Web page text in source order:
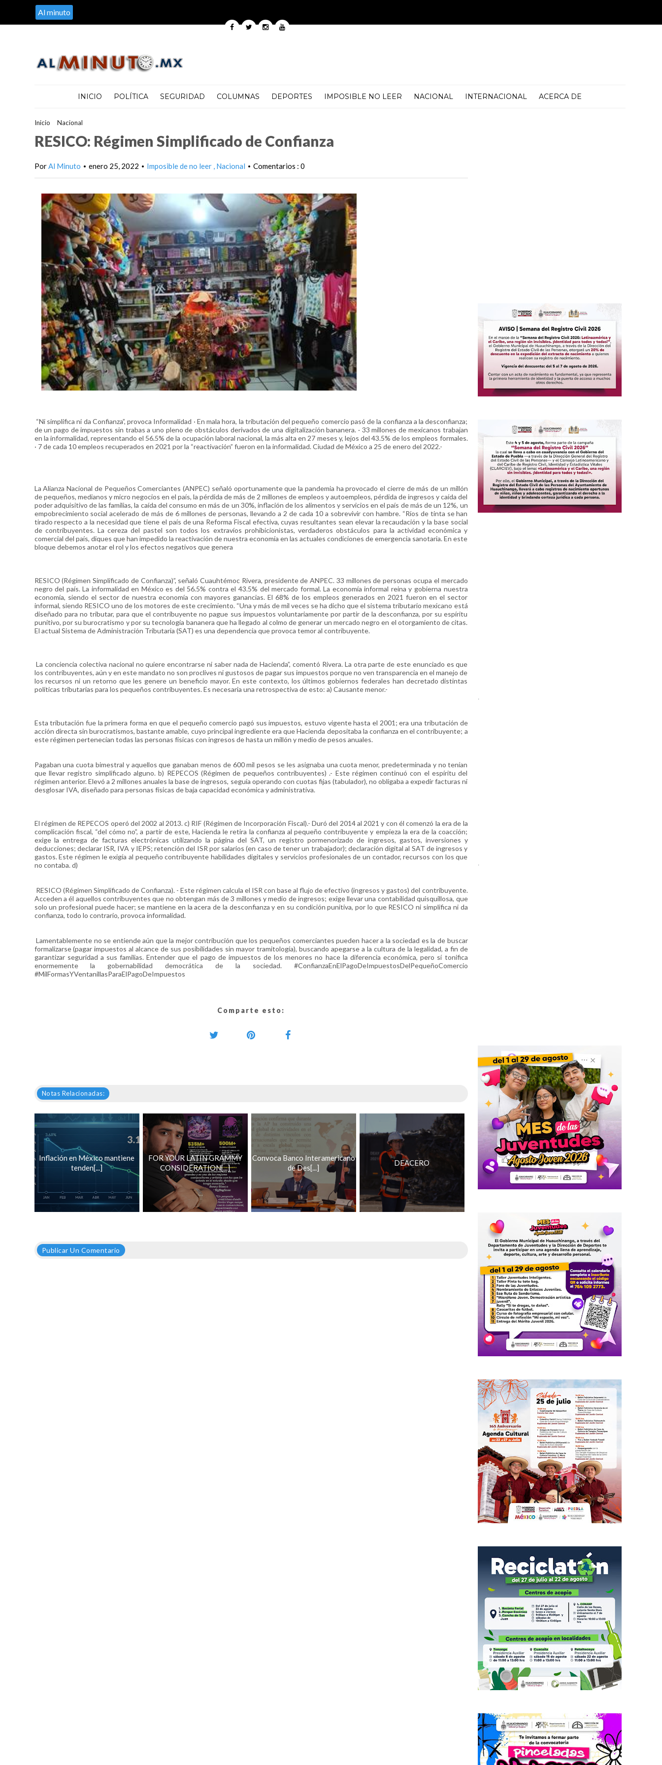
Al minuto
INICIO POLÍTICA SEGURIDAD COLUMNAS DEPORTES IMPOSIBLE NO LEER NACIONAL INTERNACIONAL ACERCA DE
Inicio Nacional
RESICO: Régimen Simplificado de Confianza
PorAl Minuto • enero 25, 2022 • Imposible de no leer Nacional • Comentarios : 0
“Ni simplifica ni da Confianza”, provoca Informalidad · En mala hora, la tributación del pequeño comercio pasó de la confianza a la desconfianza;
de un pago de impuestos sin trabas a uno pleno de obstáculos derivados de una digitalización bananera. · 33 millones de mexicanos trabajan
en la informalidad, representando el 56.5% de la ocupación laboral nacional, la más alta en 27 meses y, lejos del 43.5% de los empleos formales.
· 7 de cada 10 empleos recuperados en 2021 por la “reactivación” fueron en la informalidad. Ciudad de México a 25 de enero del 2022.-
La Alianza Nacional de Pequeños Comerciantes (ANPEC) señaló oportunamente que la pandemia ha provocado el cierre de más de un millón
de pequeños, medianos y micro negocios en el país, la pérdida de más de 2 millones de empleos y autoempleos, pérdida de ingresos y caída del
poder adquisitivo de las familias, la caída del consumo en más de un 30%, inflación de los alimentos y servicios en el país de más de un 12%, un
empobrecimiento social acelerado de más de 6 millones de personas, llevando a 2 de cada 10 a sobrevivir con hambre. “Ríos de tinta se han
tirado respecto a la necesidad que tiene el país de una Reforma Fiscal efectiva, cuyas resultantes sean elevar la recaudación y la base social
de contribuyentes. La cereza del pastel son todos los extravíos prohibicionistas, verdaderos obstáculos para la actividad económica y
comercial del país, diques que han impedido la reactivación de nuestra economía en las actuales condiciones de emergencia sanotaria. En este
bloque debemos anotar el rol y los efectos negativos que genera
RESICO (Régimen Simplificado de Confianza)”, señaló Cuauhtémoc Rivera, presidente de ANPEC. 33 millones de personas ocupa el mercado
negro del país. La informalidad en México es del 56.5% contra el 43.5% del mercado formal. La economía informal reina y gobierna nuestra
economía, siendo el sector de nuestra economía con mayores ganancias. El 68% de los empleos generados en 2021 fueron en el sector
informal, siendo RESICO uno de los motores de este crecimiento. “Una y más de mil veces se ha dicho que el sistema tributario mexicano está
diseñado para no tributar, para que el contribuyente no pague sus impuestos voluntariamente por partir de la desconfianza, por su espíritu
punitivo, por su burocratismo y por su tecnología bananera que ha llegado al colmo de generar un mercado negro en el otorgamiento de citas.
El actual Sistema de Administración Tributaria (SAT) es una dependencia que provoca temor al contribuyente.
La conciencia colectiva nacional no quiere encontrarse ni saber nada de Hacienda”, comentó Rivera. La otra parte de este enunciado es que
los contribuyentes, aún y en este mandato no son proclives ni gustosos de pagar sus impuestos porque no ven transparencia en el manejo de
los recursos ni un retorno que les genere un beneficio mayor. En este contexto, los últimos gobiernos federales han decretado distintas
políticas tributarias para los pequeños contribuyentes. Es necesaria una retrospectiva de esto: a) Causante menor.-
Esta tributación fue la primera forma en que el pequeño comercio pagó sus impuestos, estuvo vigente hasta el 2001; era una tributación de
acción directa sin burocratismos, bastante amable, cuyo principal ingrediente era que Hacienda depositaba la confianza en el contribuyente; a
este régimen pertenecían todas las personas físicas con ingresos de hasta un millón y medio de pesos anuales.
Pagaban una cuota bimestral y aquellos que ganaban menos de 600 mil pesos se les asignaba una cuota menor, predeterminada y no tenían
que llevar registro simplificado alguno. b) REPECOS (Régimen de pequeños contribuyentes) .- Este régimen continuó con el espíritu del
régimen anterior. Elevó a 2 millones anuales la base de ingresos, seguía operando con cuotas fijas (tabulador), no obligaba a expedir facturas ni
desglosar IVA, diseñado para personas físicas de baja capacidad económica y administrativa.
El régimen de REPECOS operó del 2002 al 2013. c) RIF (Régimen de Incorporación Fiscal).- Duró del 2014 al 2021 y con él comenzó la era de la
complicación fiscal, “del cómo no”, a partir de este, Hacienda le retira la confianza al pequeño contribuyente y empieza la era de la coacción;
exige la entrega de facturas electrónicas utilizando la página del SAT, un registro pormenorizado de ingresos, gastos, inversiones y
deducciones; declarar ISR, IVA y IEPS; retención del ISR por salarios (en caso de tener un trabajador); declaración digital al SAT de ingresos y
gastos. Este régimen le exigía al pequeño contribuyente habilidades digitales y servicios profesionales de un contador, recursos con los que
no contaba. d)
RESICO (Régimen Simplificado de Confianza). - Este régimen calcula el ISR con base al flujo de efectivo (ingresos y gastos) del contribuyente.
Acceden a él aquellos contribuyentes que no obtengan más de 3 millones y medio de ingresos; exige llevar una contabilidad quisquillosa, que
solo un profesional puede hacer; se mantiene en la acera de la desconfianza y en su condición punitiva, por lo que RESICO ni simplifica ni da
confianza, todo lo contrario, provoca informalidad.
Lamentablemente no se entiende aún que la mejor contribución que los pequeños comerciantes pueden hacer a la sociedad es la de buscar
formalizarse (pagar impuestos al alcance de sus posibilidades sin mayor tramitología), buscando apegarse a la cultura de la legalidad, a fin de
garantizar seguridad a sus familias. Entender que el pago de impuestos de los menores no hace la diferencia económica, pero sí tonifica
enormemente la gobernabilidad democrática de la sociedad. #ConfianzaEnElPagoDeImpuestosDelPequeñoComercio
#MilFormasYVentanillasParaElPagoDeImpuestos
Comparte esto:
Notas Relacionadas:
Inflación en México mantiene
tenden[...]
FOR YOUR LATIN GRAMMY
CONSIDERATION[...]
Convoca Banco Interamericano
de Des[...]
DEACERO
Publicar Un Comentario
.
.